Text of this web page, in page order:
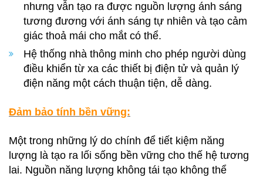
nhưng vẫn tạo ra được nguồn lượng ánh sáng
tương đương với ánh sáng tự nhiên và tạo cảm
giác thoả mái cho mắt có thể.
Hệ thống nhà thông minh cho phép người dùng
điều khiển từ xa các thiết bị điện tử và quản lý
điện năng một cách thuận tiện, dễ dàng.
Đảm bảo tính bền vững:
Một trong những lý do chính để tiết kiệm năng
lượng là tạo ra lối sống bền vững cho thế hệ tương
lai. Nguồn năng lượng không tái tạo không thể